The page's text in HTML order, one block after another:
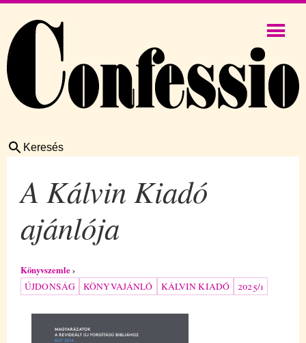
Keresés
A Kálvin Kiadó
ajánlója
Könyvszemle
ÚJDONSÁG
KÖNYVAJÁNLÓ KÁLVIN KIADÓ 2025/1